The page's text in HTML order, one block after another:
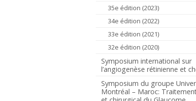
35e édition (2023)
34e édition (2022)
33e édition (2021)
32e édition (2020)
Symposium international sur
l’angiogenèse rétinienne et
Symposium du groupe
Montréal – Maroc: